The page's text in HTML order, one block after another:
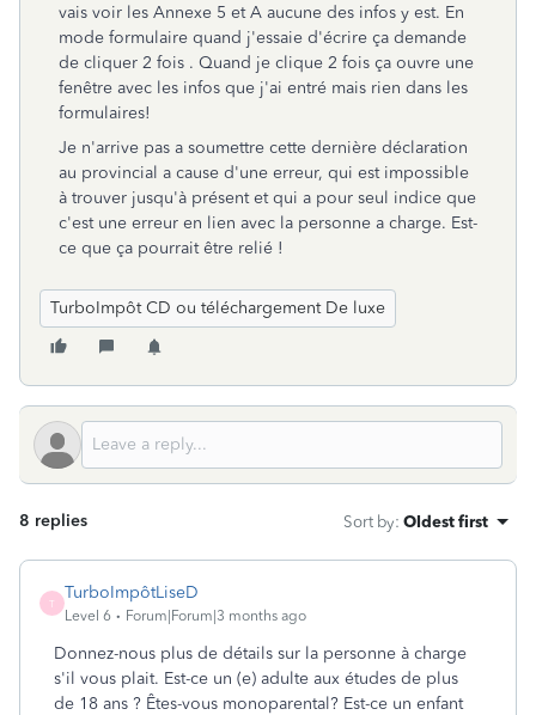
vais voir les Annexe 5 et A aucune des infos y est. En
mode formulaire quand j'essaie d'écrire ça demande
de cliquer 2 fois . Quand je clique 2 fois ça ouvre une
fenêtre avec les infos que j'ai entré mais rien dans les
formulaires!
Je n'arrive pas a soumettre cette dernière déclaration
au provincial a cause d'une erreur, qui est impossible
à trouver jusqu'à présent et qui a pour seul indice que
c'est une erreur en lien avec la personne a charge. Est-
ce que ça pourrait être relié !
TurboImpôt CD ou téléchargement De luxe
8 replies Sort by: Oldest first
T
TurboImpôtLiseD
Level 6 Forum|Forum|3 months ago
Donnez-nous plus de détails sur la personne à charge
s'il vous plait. Est-ce un (e) adulte aux études de plus
de 18 ans ? Êtes-vous monoparental? Est-ce un enfant